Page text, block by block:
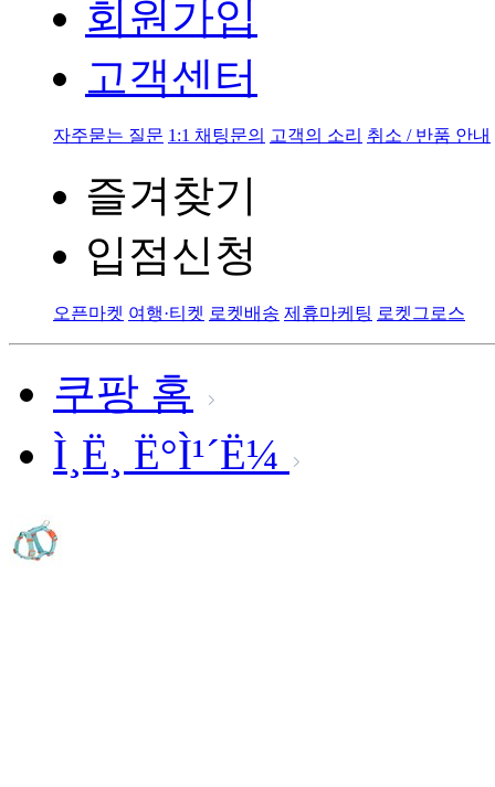
회원가입
고객센터
자주묻는 질문 1:1 채팅문의 고객의 소리 취소 / 반품 안내
즐겨찾기
입점신청
오픈마켓 여행·티켓 로켓배송 제휴마케팅 로켓그로스
쿠팡 홈
Ì¸Ë¸ Ë°Ì¹´Ë¼